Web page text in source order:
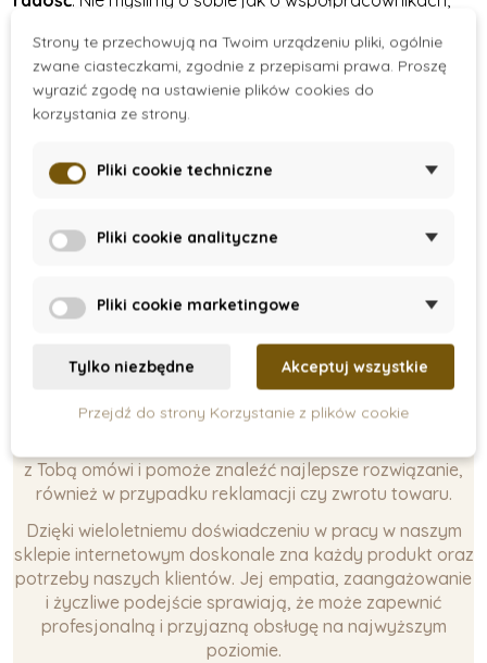
trzymają się razem.Po prostu „dream team”. Cieszymy
się, że jest to odczuwalne na zewnątrz, a Wasze
pozytywne opinie sprawiają nam niesamowitą radość,
motywują nas i są dla nas największą nagrodą.
Dziękujemy za bycie częścią naszej historii!
Karolína
Jeśli chcesz skontaktować się z nami z pytaniem, prośbą
z Tobą omówi i pomoże znaleźć najlepsze rozwiązanie,
również w przypadku reklamacji czy zwrotu towaru.
Dzięki wieloletniemu doświadczeniu w pracy w naszym
sklepie internetowym doskonale zna każdy produkt oraz
potrzeby naszych klientów. Jej empatia, zaangażowanie
i życzliwe podejście sprawiają, że może zapewnić
profesjonalną i przyjazną obsługę na najwyższym
poziomie.
Strony te przechowują na Twoim urządzeniu pliki, ogólnie
zwane ciasteczkami, zgodnie z przepisami prawa. Proszę
wyrazić zgodę na ustawienie plików cookies do
korzystania ze strony.
Pliki cookie techniczne
Pliki cookie analityczne
Pliki cookie marketingowe
Tylko niezbędne Akceptuj wszystkie
Przejdź do strony Korzystanie z plików cookie